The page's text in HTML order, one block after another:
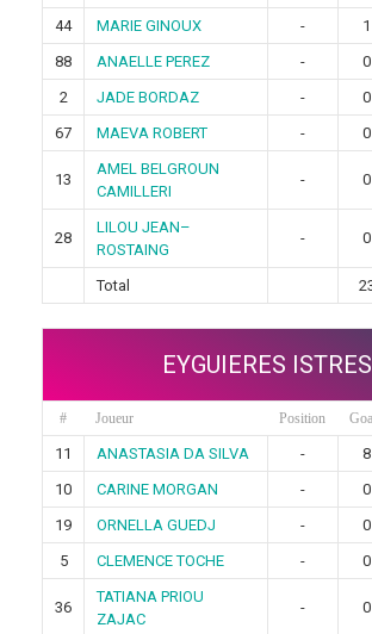
44
MARIE GINOUX - 1
88
ANAELLE PEREZ - 0
2
JADE BORDAZ - 0
67
MAEVA ROBERT - 0
13
AMEL BELGROUN
CAMILLERI
- 0
28
LILOU JEAN–
ROSTAING
- 0
Total
EYGUIERES ISTRES
# Joueur Position
11 ANASTASIA DA SILVA - 8
10
CARINE MORGAN - 0
19
ORNELLA GUEDJ - 0
5
CLEMENCE TOCHE - 0
36
TATIANA PRIOU
ZAJAC
- 0